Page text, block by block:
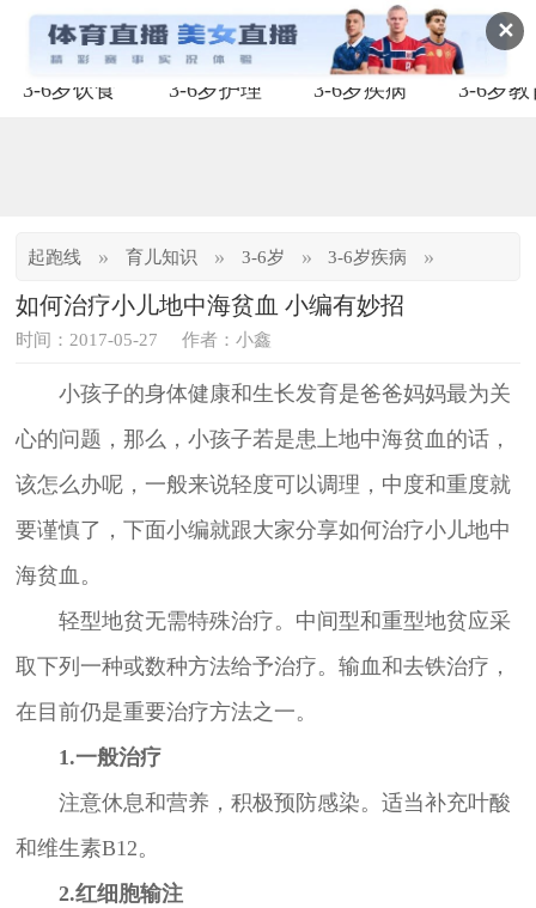
✕
3-6岁饮食 3-6岁护理 3-6岁疾病 3-6岁教
起跑线 » 育儿知识 » 3-6岁 » 3-6岁疾病 »
如何治疗小儿地中海贫血 小编有妙招
时间：2017-05-27 作者：小鑫
小孩子的身体健康和生长发育是爸爸妈妈最为关
心的问题，那么，小孩子若是患上地中海贫血的话，
该怎么办呢，一般来说轻度可以调理，中度和重度就
要谨慎了，下面小编就跟大家分享如何治疗小儿地中
海贫血。
轻型地贫无需特殊治疗。中间型和重型地贫应采
取下列一种或数种方法给予治疗。输血和去铁治疗，
在目前仍是重要治疗方法之一。
1.一般治疗
注意休息和营养，积极预防感染。适当补充叶酸
和维生素B12。
2.红细胞输注